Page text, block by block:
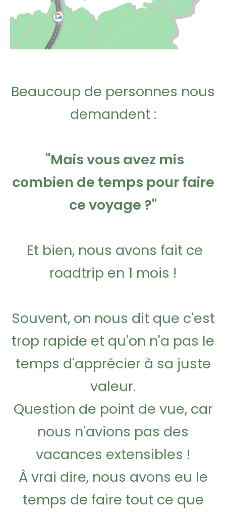
Beaucoup de personnes nous
demandent :
"Mais vous avez mis
combien de temps pour faire
ce voyage ?"
Et bien, nous avons fait ce
roadtrip en 1 mois !
Souvent, on nous dit que c'est
trop rapide et qu'on n'a pas le
temps d'apprécier à sa juste
valeur.
Question de point de vue, car
nous n'avions pas des
vacances extensibles !
À vrai dire, nous avons eu le
temps de faire tout ce que